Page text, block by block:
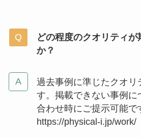
どの程度のクオリティが
か？
過去事例に準じたクオリ
す。掲載できない事例に
合わせ時にご提示可能で
https://physical-i.jp/work/